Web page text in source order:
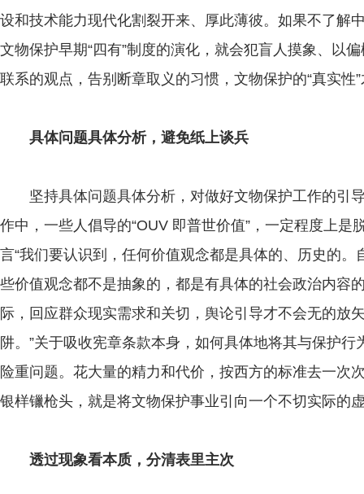
设和技术能力现代化割裂开来、厚此薄彼。如果不了解
文物保护早期“四有”制度的演化，就会犯盲人摸象、以
联系的观点，告别断章取义的习惯，文物保护的“真实性
具体问题具体分析，避免纸上谈兵
坚持具体问题具体分析，对做好文物保护工作的引
作中，一些人倡导的“OUV 即普世价值”，一定程度上是
言“我们要认识到，任何价值观念都是具体的、历史的
些价值观念都不是抽象的，都是有具体的社会政治内容
际，回应群众现实需求和关切，舆论引导才不会无的放
阱。”关于吸收宪章条款本身，如何具体地将其与保护
险重问题。花大量的精力和代价，按西方的标准去一次
银样镴枪头，就是将文物保护事业引向一个不切实际的
透过现象看本质，分清表里主次